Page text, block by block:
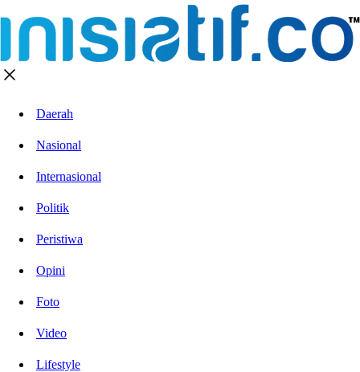
Daerah
Nasional
Internasional
Politik
Peristiwa
Opini
Foto
Video
Lifestyle